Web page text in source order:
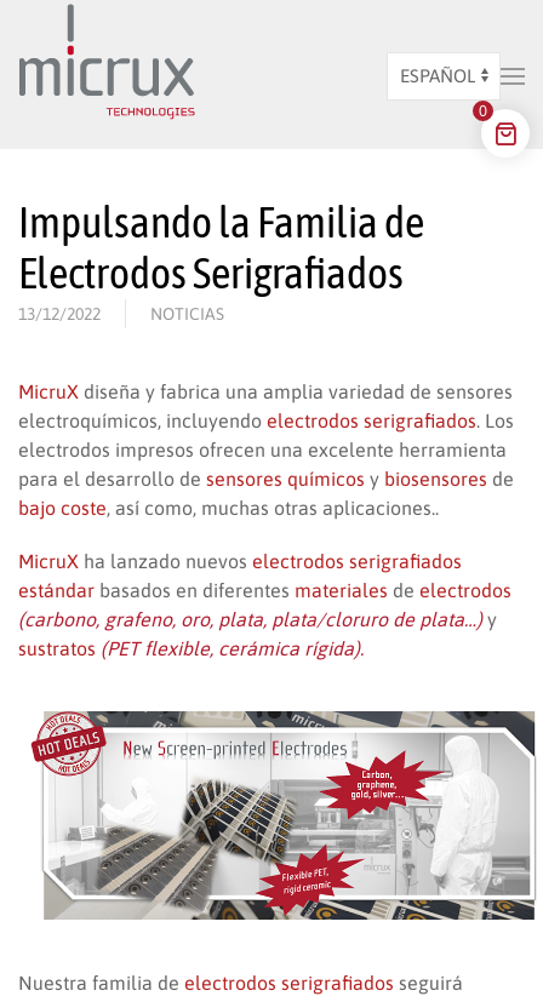
Ir al contenido principal
Elegir
idioma
Impulsando la Familia de
Electrodos Serigrafiados
13/12/2022 NOTICIAS
MicruX diseña y fabrica una amplia variedad de sensores
electroquímicos, incluyendo electrodos serigrafiados. Los
electrodos impresos ofrecen una excelente herramienta
para el desarrollo de sensores químicos y biosensores de
bajo coste, así como, muchas otras aplicaciones..
MicruX ha lanzado nuevos electrodos serigrafiados
estándar basados en diferentes materiales de electrodos
(carbono, grafeno, oro, plata, plata/cloruro de plata…)y
sustratos (PET flexible, cerámica rígida).
Nuestra familia de electrodos serigrafiados seguirá
0